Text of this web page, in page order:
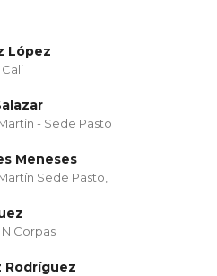
López
- Sede Pasto
Meneses
Sede Pasto,
Corpas
Rodríguez